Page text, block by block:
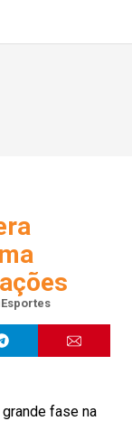
Esportes
fase na